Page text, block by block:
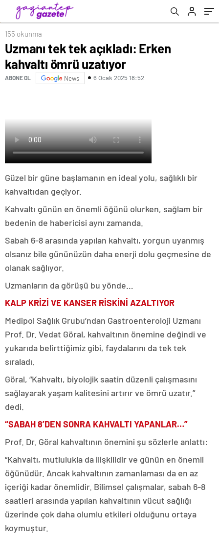
155 okunma
Uzmanı tek tek açıkladı: Erken
kahvaltı ömrü uzatıyor
ABONE OL News 6 Ocak 2025 18:52
Güzel bir güne başlamanın en ideal yolu, sağlıklı bir
kahvaltıdan geçiyor.
Kahvaltı günün en önemli öğünü olurken, sağlam bir
bedenin de habericisi aynı zamanda.
Sabah 6-8 arasında yapılan kahvaltı, yorgun uyanmış
olsanız bile gününüzün daha enerji dolu geçmesine de
olanak sağlıyor.
Uzmanların da görüşü bu yönde…
KALP KRİZİ VE KANSER RİSKİNİ AZALTIYOR
Medipol Sağlık Grubu’ndan Gastroenteroloji Uzmanı
Prof. Dr. Vedat Göral, kahvaltının önemine değindi ve
yukarıda belirttiğimiz gibi, faydalarını da tek tek
sıraladı.
Göral, “Kahvaltı, biyolojik saatin düzenli çalışmasını
sağlayarak yaşam kalitesini artırır ve ömrü uzatır.”
dedi.
“SABAH 8’DEN SONRA KAHVALTI YAPANLAR…”
Prof. Dr. Göral kahvaltının önemini şu sözlerle anlattı:
“Kahvaltı, mutlulukla da ilişkilidir ve günün en önemli
öğünüdür. Ancak kahvaltının zamanlaması da en az
içeriği kadar önemlidir. Bilimsel çalışmalar, sabah 6-8
saatleri arasında yapılan kahvaltının vücut sağlığı
üzerinde çok daha olumlu etkileri olduğunu ortaya
koymuştur.